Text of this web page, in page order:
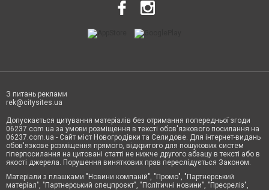
З питань реклами
rek@citysites.ua
Допускається цитування матеріалів без отримання попередньої згоди
06237.com.ua за умови розміщення в тексті обов'язкового посилання на
06237.com.ua - Сайт міст Новогродівки та Селидове. Для інтернет-видань
обов'язкове розміщення прямого, відкритого для пошукових систем
гіперпосилання на цитовані статті не нижче другого абзацу в тексті або в
якості джерела. Порушення виняткових прав переслідується Законом.
Матеріали з плашками "Новини компаній", "Промо", "Партнерський
матеріал", "Партнерський спецпроєкт", "Політичні новини", "Пресреліз",